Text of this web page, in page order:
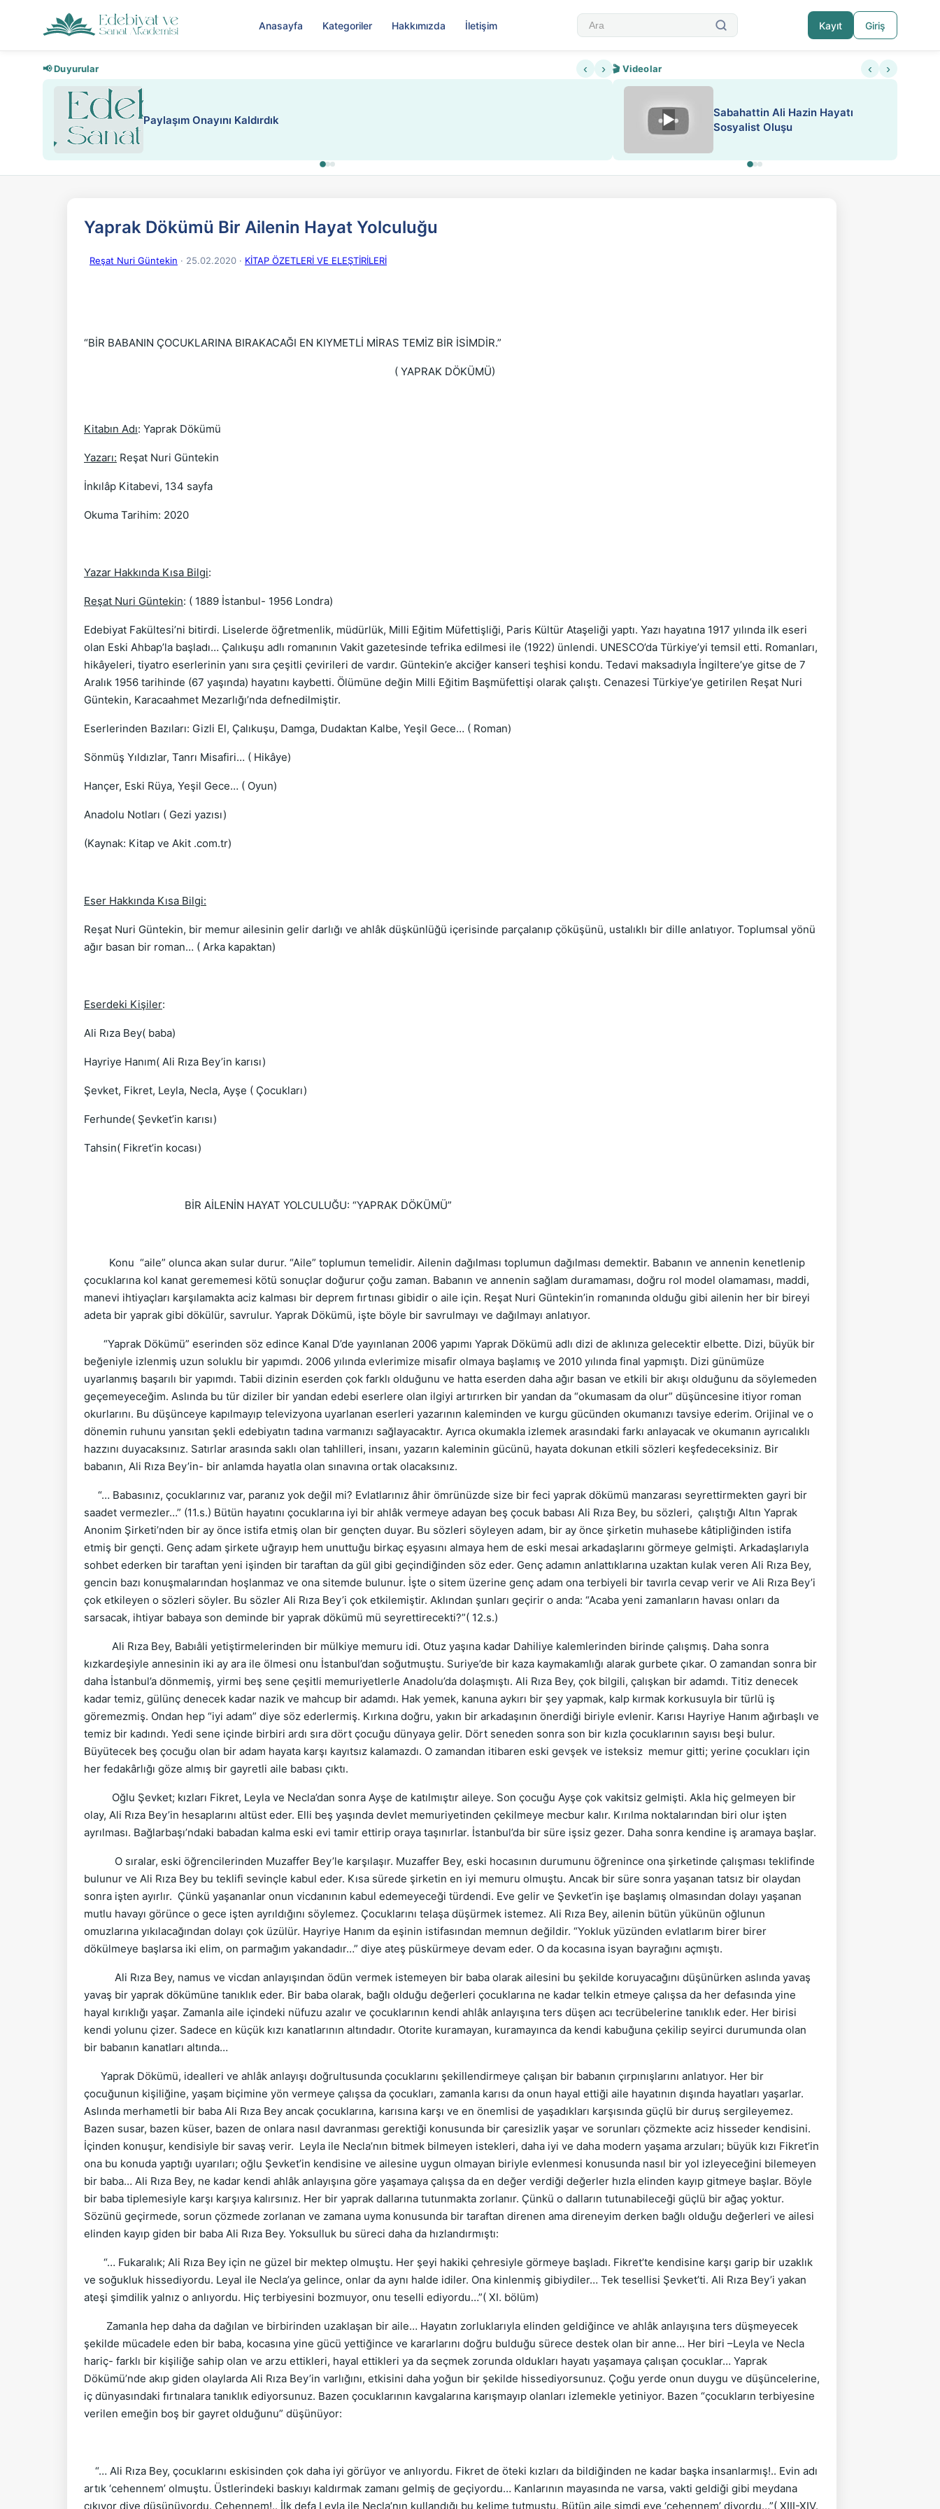
Anasayfa Kategoriler Hakkımızda İletişim Kayıt Giriş
📢 Duyurular ‹ ›
Nadir içeriklere kısıtlama ve kredi sistemi getirildi ESA 'da Sen de Paylaş
🎬 Videolar ‹ ›
▶
ATEŞ YAKMAK KONU ÖZET J.
LONDON
Yaprak Dökümü Bir Ailenin Hayat Yolculuğu
Reşat Nuri Güntekin · 25.02.2020 · KİTAP ÖZETLERİ VE ELEŞTİRİLERİ
“BİR BABANIN ÇOCUKLARINA BIRAKACAĞI EN KIYMETLİ MİRAS TEMİZ BİR İSİMDİR.”
( YAPRAK DÖKÜMÜ)
Kitabın Adı: Yaprak Dökümü
Yazarı: Reşat Nuri Güntekin
İnkılâp Kitabevi, 134 sayfa
Okuma Tarihim: 2020
Yazar Hakkında Kısa Bilgi:
Reşat Nuri Güntekin: ( 1889 İstanbul- 1956 Londra)
Edebiyat Fakültesi’ni bitirdi. Liselerde öğretmenlik, müdürlük, Milli Eğitim Müfettişliği, Paris Kültür Ataşeliği yaptı. Yazı hayatına 1917 yılında ilk eseri
olan Eski Ahbap’la başladı… Çalıkuşu adlı romanının Vakit gazetesinde tefrika edilmesi ile (1922) ünlendi. UNESCO’da Türkiye’yi temsil etti. Romanları,
hikâyeleri, tiyatro eserlerinin yanı sıra çeşitli çevirileri de vardır. Güntekin’e akciğer kanseri teşhisi kondu. Tedavi maksadıyla İngiltere’ye gitse de 7
Aralık 1956 tarihinde (67 yaşında) hayatını kaybetti. Ölümüne değin Milli Eğitim Başmüfettişi olarak çalıştı. Cenazesi Türkiye’ye getirilen Reşat Nuri
Güntekin, Karacaahmet Mezarlığı’nda defnedilmiştir.
Eserlerinden Bazıları: Gizli El, Çalıkuşu, Damga, Dudaktan Kalbe, Yeşil Gece… ( Roman)
Sönmüş Yıldızlar, Tanrı Misafiri… ( Hikâye)
Hançer, Eski Rüya, Yeşil Gece… ( Oyun)
Anadolu Notları ( Gezi yazısı)
(Kaynak: Kitap ve Akit .com.tr)
Eser Hakkında Kısa Bilgi:
Reşat Nuri Güntekin, bir memur ailesinin gelir darlığı ve ahlâk düşkünlüğü içerisinde parçalanıp çöküşünü, ustalıklı bir dille anlatıyor. Toplumsal yönü
ağır basan bir roman… ( Arka kapaktan)
Eserdeki Kişiler:
Ali Rıza Bey( baba)
Hayriye Hanım( Ali Rıza Bey’in karısı)
Şevket, Fikret, Leyla, Necla, Ayşe ( Çocukları)
Ferhunde( Şevket’in karısı)
Tahsin( Fikret’in kocası)
BİR AİLENİN HAYAT YOLCULUĞU: “YAPRAK DÖKÜMÜ”
Konu “aile” olunca akan sular durur. “Aile” toplumun temelidir. Ailenin dağılması toplumun dağılması demektir. Babanın ve annenin kenetlenip
çocuklarına kol kanat gerememesi kötü sonuçlar doğurur çoğu zaman. Babanın ve annenin sağlam duramaması, doğru rol model olamaması, maddi,
manevi ihtiyaçları karşılamakta aciz kalması bir deprem fırtınası gibidir o aile için. Reşat Nuri Güntekin’in romanında olduğu gibi ailenin her bir bireyi
adeta bir yaprak gibi dökülür, savrulur. Yaprak Dökümü, işte böyle bir savrulmayı ve dağılmayı anlatıyor.
“Yaprak Dökümü” eserinden söz edince Kanal D’de yayınlanan 2006 yapımı Yaprak Dökümü adlı dizi de aklınıza gelecektir elbette. Dizi, büyük bir
beğeniyle izlenmiş uzun soluklu bir yapımdı. 2006 yılında evlerimize misafir olmaya başlamış ve 2010 yılında final yapmıştı. Dizi günümüze
uyarlanmış başarılı bir yapımdı. Tabii dizinin eserden çok farklı olduğunu ve hatta eserden daha ağır basan ve etkili bir akışı olduğunu da söylemeden
geçemeyeceğim. Aslında bu tür diziler bir yandan edebi eserlere olan ilgiyi artırırken bir yandan da “okumasam da olur” düşüncesine itiyor roman
okurlarını. Bu düşünceye kapılmayıp televizyona uyarlanan eserleri yazarının kaleminden ve kurgu gücünden okumanızı tavsiye ederim. Orijinal ve o
dönemin ruhunu yansıtan şekli edebiyatın tadına varmanızı sağlayacaktır. Ayrıca okumakla izlemek arasındaki farkı anlayacak ve okumanın ayrıcalıklı
hazzını duyacaksınız. Satırlar arasında saklı olan tahlilleri, insanı, yazarın kaleminin gücünü, hayata dokunan etkili sözleri keşfedeceksiniz. Bir
babanın, Ali Rıza Bey’in- bir anlamda hayatla olan sınavına ortak olacaksınız.
“… Babasınız, çocuklarınız var, paranız yok değil mi? Evlatlarınız âhir ömrünüzde size bir feci yaprak dökümü manzarası seyrettirmekten gayri bir
saadet vermezler…” (11.s.) Bütün hayatını çocuklarına iyi bir ahlâk vermeye adayan beş çocuk babası Ali Rıza Bey, bu sözleri, çalıştığı Altın Yaprak
Anonim Şirketi’nden bir ay önce istifa etmiş olan bir gençten duyar. Bu sözleri söyleyen adam, bir ay önce şirketin muhasebe kâtipliğinden istifa
etmiş bir gençti. Genç adam şirkete uğrayıp hem unuttuğu birkaç eşyasını almaya hem de eski mesai arkadaşlarını görmeye gelmişti. Arkadaşlarıyla
sohbet ederken bir taraftan yeni işinden bir taraftan da gül gibi geçindiğinden söz eder. Genç adamın anlattıklarına uzaktan kulak veren Ali Rıza Bey,
gencin bazı konuşmalarından hoşlanmaz ve ona sitemde bulunur. İşte o sitem üzerine genç adam ona terbiyeli bir tavırla cevap verir ve Ali Rıza Bey’i
çok etkileyen o sözleri söyler. Bu sözler Ali Rıza Bey’i çok etkilemiştir. Aklından şunları geçirir o anda: “Acaba yeni zamanların havası onları da
sarsacak, ihtiyar babaya son deminde bir yaprak dökümü mü seyrettirecekti?”( 12.s.)
Ali Rıza Bey, Babıâli yetiştirmelerinden bir mülkiye memuru idi. Otuz yaşına kadar Dahiliye kalemlerinden birinde çalışmış. Daha sonra
kızkardeşiyle annesinin iki ay ara ile ölmesi onu İstanbul’dan soğutmuştu. Suriye’de bir kaza kaymakamlığı alarak gurbete çıkar. O zamandan sonra bir
daha İstanbul’a dönmemiş, yirmi beş sene çeşitli memuriyetlerle Anadolu’da dolaşmıştı. Ali Rıza Bey, çok bilgili, çalışkan bir adamdı. Titiz denecek
kadar temiz, gülünç denecek kadar nazik ve mahcup bir adamdı. Hak yemek, kanuna aykırı bir şey yapmak, kalp kırmak korkusuyla bir türlü iş
göremezmiş. Ondan hep “iyi adam” diye söz ederlermiş. Kırkına doğru, yakın bir arkadaşının önerdiği biriyle evlenir. Karısı Hayriye Hanım ağırbaşlı ve
temiz bir kadındı. Yedi sene içinde birbiri ardı sıra dört çocuğu dünyaya gelir. Dört seneden sonra son bir kızla çocuklarının sayısı beşi bulur.
Büyütecek beş çocuğu olan bir adam hayata karşı kayıtsız kalamazdı. O zamandan itibaren eski gevşek ve isteksiz memur gitti; yerine çocukları için
her fedakârlığı göze almış bir gayretli aile babası çıktı.
Oğlu Şevket; kızları Fikret, Leyla ve Necla’dan sonra Ayşe de katılmıştır aileye. Son çocuğu Ayşe çok vakitsiz gelmişti. Akla hiç gelmeyen bir
olay, Ali Rıza Bey’in hesaplarını altüst eder. Elli beş yaşında devlet memuriyetinden çekilmeye mecbur kalır. Kırılma noktalarından biri olur işten
ayrılması. Bağlarbaşı’ndaki babadan kalma eski evi tamir ettirip oraya taşınırlar. İstanbul’da bir süre işsiz gezer. Daha sonra kendine iş aramaya başlar.
O sıralar, eski öğrencilerinden Muzaffer Bey’le karşılaşır. Muzaffer Bey, eski hocasının durumunu öğrenince ona şirketinde çalışması teklifinde
bulunur ve Ali Rıza Bey bu teklifi sevinçle kabul eder. Kısa sürede şirketin en iyi memuru olmuştu. Ancak bir süre sonra yaşanan tatsız bir olaydan
sonra işten ayırlır. Çünkü yaşananlar onun vicdanının kabul edemeyeceği türdendi. Eve gelir ve Şevket’in işe başlamış olmasından dolayı yaşanan
mutlu havayı görünce o gece işten ayrıldığını söylemez. Çocuklarını telaşa düşürmek istemez. Ali Rıza Bey, ailenin bütün yükünün oğlunun
omuzlarına yıkılacağından dolayı çok üzülür. Hayriye Hanım da eşinin istifasından memnun değildir. “Yokluk yüzünden evlatlarım birer birer
dökülmeye başlarsa iki elim, on parmağım yakandadır…” diye ateş püskürmeye devam eder. O da kocasına isyan bayrağını açmıştı.
Ali Rıza Bey, namus ve vicdan anlayışından ödün vermek istemeyen bir baba olarak ailesini bu şekilde koruyacağını düşünürken aslında yavaş
yavaş bir yaprak dökümüne tanıklık eder. Bir baba olarak, bağlı olduğu değerleri çocuklarına ne kadar telkin etmeye çalışsa da her defasında yine
hayal kırıklığı yaşar. Zamanla aile içindeki nüfuzu azalır ve çocuklarının kendi ahlâk anlayışına ters düşen acı tecrübelerine tanıklık eder. Her birisi
kendi yolunu çizer. Sadece en küçük kızı kanatlarının altındadır. Otorite kuramayan, kuramayınca da kendi kabuğuna çekilip seyirci durumunda olan
bir babanın kanatları altında…
Yaprak Dökümü, idealleri ve ahlâk anlayışı doğrultusunda çocuklarını şekillendirmeye çalışan bir babanın çırpınışlarını anlatıyor. Her bir
çocuğunun kişiliğine, yaşam biçimine yön vermeye çalışsa da çocukları, zamanla karısı da onun hayal ettiği aile hayatının dışında hayatları yaşarlar.
Aslında merhametli bir baba Ali Rıza Bey ancak çocuklarına, karısına karşı ve en önemlisi de yaşadıkları karşısında güçlü bir duruş sergileyemez.
Bazen susar, bazen küser, bazen de onlara nasıl davranması gerektiği konusunda bir çaresizlik yaşar ve sorunları çözmekte aciz hisseder kendisini.
İçinden konuşur, kendisiyle bir savaş verir. Leyla ile Necla’nın bitmek bilmeyen istekleri, daha iyi ve daha modern yaşama arzuları; büyük kızı Fikret’in
ona bu konuda yaptığı uyarıları; oğlu Şevket’in kendisine ve ailesine uygun olmayan biriyle evlenmesi konusunda nasıl bir yol izleyeceğini bilemeyen
bir baba… Ali Rıza Bey, ne kadar kendi ahlâk anlayışına göre yaşamaya çalışsa da en değer verdiği değerler hızla elinden kayıp gitmeye başlar. Böyle
bir baba tiplemesiyle karşı karşıya kalırsınız. Her bir yaprak dallarına tutunmakta zorlanır. Çünkü o dalların tutunabileceği güçlü bir ağaç yoktur.
Sözünü geçirmede, sorun çözmede zorlanan ve zamana uyma konusunda bir taraftan direnen ama direneyim derken bağlı olduğu değerleri ve ailesi
elinden kayıp giden bir baba Ali Rıza Bey. Yoksulluk bu süreci daha da hızlandırmıştı:
“… Fukaralık; Ali Rıza Bey için ne güzel bir mektep olmuştu. Her şeyi hakiki çehresiyle görmeye başladı. Fikret’te kendisine karşı garip bir uzaklık
ve soğukluk hissediyordu. Leyal ile Necla’ya gelince, onlar da aynı halde idiler. Ona kinlenmiş gibiydiler… Tek tesellisi Şevket’ti. Ali Rıza Bey’i yakan
ateşi şimdilik yalnız o anlıyordu. Hiç terbiyesini bozmuyor, onu teselli ediyordu…”( XI. bölüm)
Zamanla hep daha da dağılan ve birbirinden uzaklaşan bir aile… Hayatın zorluklarıyla elinden geldiğince ve ahlâk anlayışına ters düşmeyecek
şekilde mücadele eden bir baba, kocasına yine gücü yettiğince ve kararlarını doğru bulduğu sürece destek olan bir anne… Her biri –Leyla ve Necla
hariç- farklı bir kişiliğe sahip olan ve arzu ettikleri, hayal ettikleri ya da seçmek zorunda oldukları hayatı yaşamaya çalışan çocuklar… Yaprak
Dökümü’nde akıp giden olaylarda Ali Rıza Bey’in varlığını, etkisini daha yoğun bir şekilde hissediyorsunuz. Çoğu yerde onun duygu ve düşüncelerine,
iç dünyasındaki fırtınalara tanıklık ediyorsunuz. Bazen çocuklarının kavgalarına karışmayıp olanları izlemekle yetiniyor. Bazen “çocukların terbiyesine
verilen emeğin boş bir gayret olduğunu” düşünüyor:
“… Ali Rıza Bey, çocuklarını eskisinden çok daha iyi görüyor ve anlıyordu. Fikret de öteki kızları da bildiğinden ne kadar başka insanlarmış!.. Evin adı
artık ‘cehennem’ olmuştu. Üstlerindeki baskıyı kaldırmak zamanı gelmiş de geçiyordu… Kanlarının mayasında ne varsa, vakti geldiği gibi meydana
çıkıyor diye düşünüyordu. Cehennem!.. İlk defa Leyla ile Necla’nın kullandığı bu kelime tutmuştu. Bütün aile şimdi eve ‘cehennem’ diyordu…”( XIII-XIV.